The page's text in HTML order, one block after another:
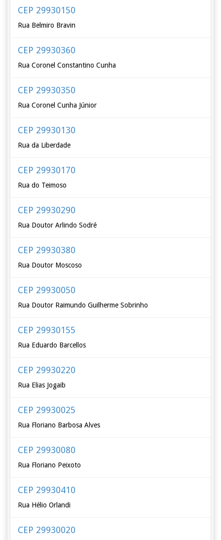
CEP 29930150
Rua Belmiro Bravin
CEP 29930360
Rua Coronel Constantino Cunha
CEP 29930350
Rua Coronel Cunha Júnior
CEP 29930130
Rua da Liberdade
CEP 29930170
Rua do Teimoso
CEP 29930290
Rua Doutor Arlindo Sodré
CEP 29930380
Rua Doutor Moscoso
CEP 29930050
Rua Doutor Raimundo Guilherme Sobrinho
CEP 29930155
Rua Eduardo Barcellos
CEP 29930220
Rua Elias Jogaib
CEP 29930025
Rua Floriano Barbosa Alves
CEP 29930080
Rua Floriano Peixoto
CEP 29930410
Rua Hélio Orlandi
CEP 29930020